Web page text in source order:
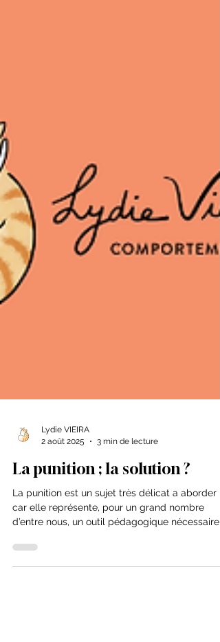
2 août 2025
3 min de lecture
La punition ; la solution ?
La punition est un sujet très délicat a aborder
d’entre nous, un outil pédagogique nécessaire,